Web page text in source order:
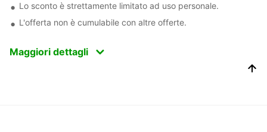
Lo sconto è strettamente limitato ad uso personale.
L'offerta non è cumulabile con altre offerte.
Maggiori dettagli